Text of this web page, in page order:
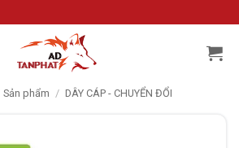
Sản phẩm / DÂY CÁP - CHUYỂN ĐỔI